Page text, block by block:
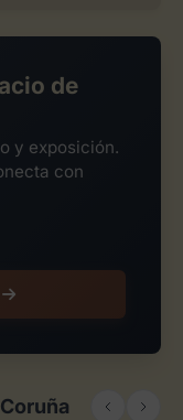
de
y exposición.
con